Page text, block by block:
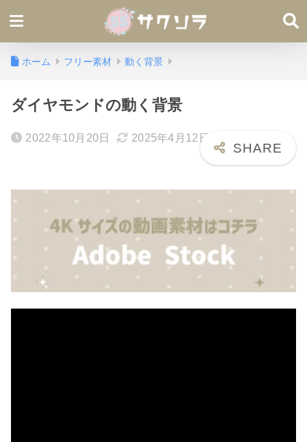
ホーム フリー素材 動く背景
ダイヤモンドの動く背景
2022年10月20日 2025年4月12日